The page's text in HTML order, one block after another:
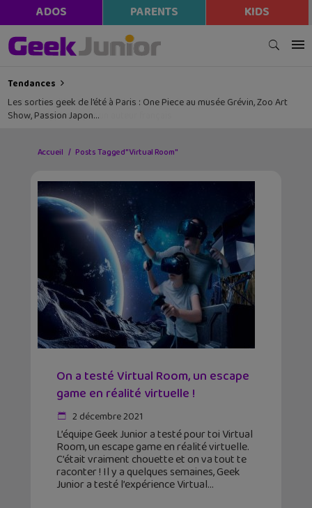
ADOS PARENTS KIDS
Tendances
Les sorties geek de l’été à Paris : One Piece au musée Grévin, Zoo Art
Show, Passion Japon…
Accueil Posts Tagged "Virtual Room"
On a testé Virtual Room, un escape
game en réalité virtuelle !
2 décembre 2021
L’équipe Geek Junior a testé pour toi Virtual
Room, un escape game en réalité virtuelle.
C’était vraiment chouette et on va tout te
raconter ! Il y a quelques semaines, Geek
Junior a testé l’expérience Virtual